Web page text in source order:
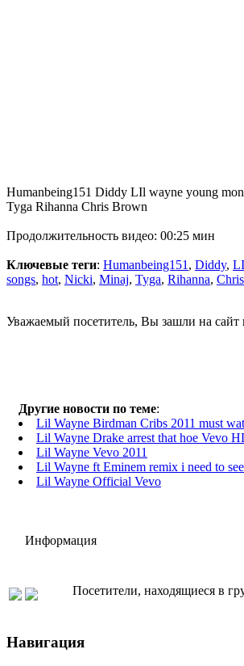
Humanbeing151 Diddy LIl wayne young
Tyga Rihanna Chris Brown
Продолжительность видео: 00:25 мин
Ключевые теги: Humanbeing151 , Diddy,
songs, hot, Nicki, Minaj, Tyga, Rihanna, Chris
Уважаемый посетитель, Вы зашли на сайт
Другие новости по теме:
Lil Wayne Birdman Cribs 2011 must
Lil Wayne Drake arrest that hoe Vevo
Lil Wayne Vevo 2011
Lil Wayne ft Eminem remix i need to
Lil Wayne Official Vevo
Информация
Посетители, находящиеся в
Навигация